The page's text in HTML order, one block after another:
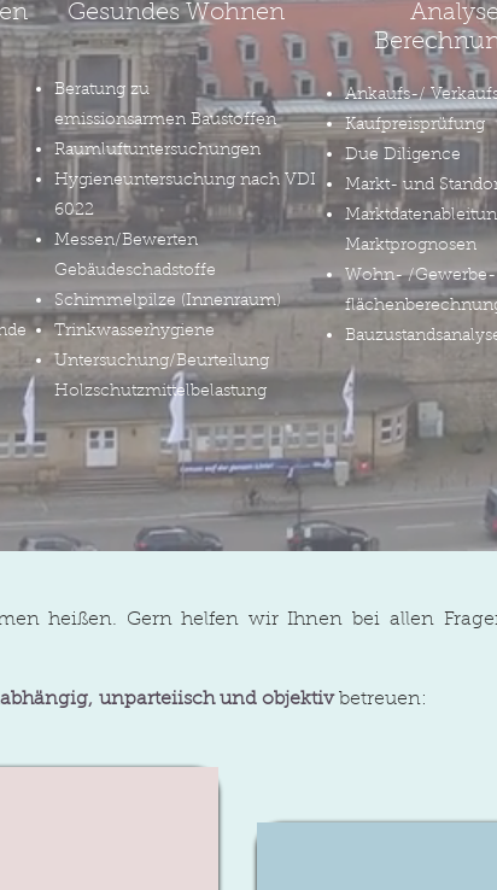
Gesundes Wohnen
Beratung zu
emissionsarmen Baustoffen
Raumluftuntersuchungen
Hygieneuntersuchung nach VDI
6022
Messen/Bewerten
Gebäudeschadstoffe
Schimmelpilze (Innenraum)
Trinkwasserhygiene
Untersuchung/Beurteilung
Holzschutzmittelbelastung
Ankaufs-/
Kaufpreisprüfung
Due Diligence
Markt- und
Marktprognosen
Wohn- /Gewerbe-
heißen. Gern helfen wir Ihnen bei allen
unparteiisch und objektivbetreuen: